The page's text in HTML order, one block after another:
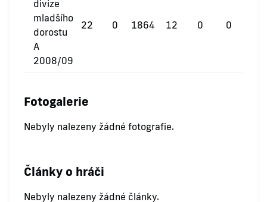
divize
mladšího
dorostu
A
2008/09
22 0 1864 12 0 0
Fotogalerie
Nebyly nalezeny žádné fotografie.
Články o hráči
Nebyly nalezeny žádné články.